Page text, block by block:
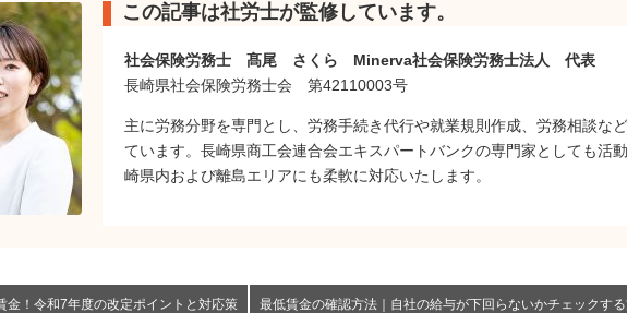
この記事は社労士が監修しています。
社会保険労務士 髙尾 さくら Minerva社会保険労務士法人 代表
長崎県社会保険労務士会 第42110003号
主に労務分野を専門とし、労務手続き代行や就業規則作成、労務相談な
ています。長崎県商工会連合会エキスパートバンクの専門家としても活
崎県内および離島エリアにも柔軟に対応いたします。
金！令和7年度の改定ポイントと対応策 最低賃金の確認方法｜自社の給与が下回らないかチェックす